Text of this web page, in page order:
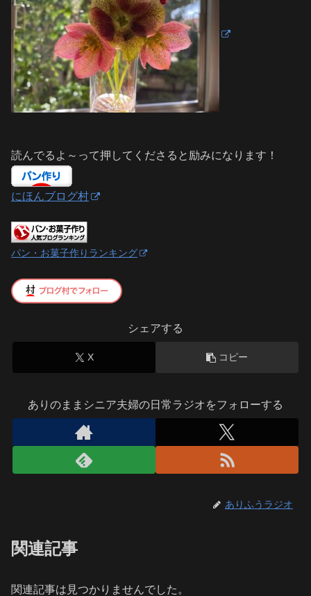
読んでるよ～って押してくださると励みになります！
にほんブログ村
パン・お菓子作りランキング
シェアする
X コピー
ありのままシニア夫婦の日常ラジオをフォローする
ありふうラジオ
関連記事
関連記事は見つかりませんでした。